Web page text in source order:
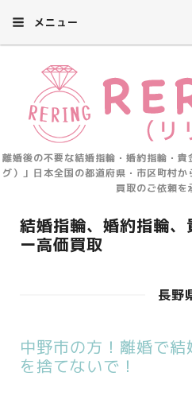
メニュー
離婚後の不要な結婚指輪・婚約指輪・
グ）」日本全国の都道府県・市区町村
買取のご依頼を
結婚指輪、婚約指輪、
ー高価買取
長野
中野市の方！離婚で
を捨てないで！